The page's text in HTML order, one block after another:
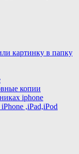
картинку в папку
копии
iphone
,iPad,iPod